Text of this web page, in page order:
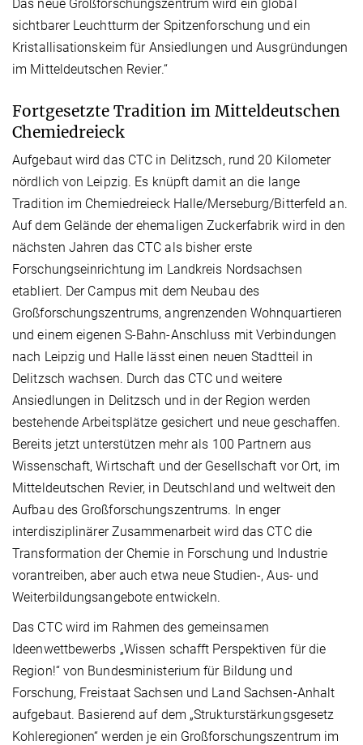
Das neue Großforschungszentrum wird ein global
sichtbarer Leuchtturm der Spitzenforschung und ein
Kristallisationskeim für Ansiedlungen und Ausgründungen
im Mitteldeutschen Revier.“
Fortgesetzte Tradition im Mitteldeutschen
Chemiedreieck
Aufgebaut wird das CTC in Delitzsch, rund 20 Kilometer
nördlich von Leipzig. Es knüpft damit an die lange
Tradition im Chemiedreieck Halle/Merseburg/Bitterfeld an.
Auf dem Gelände der ehemaligen Zuckerfabrik wird in den
nächsten Jahren das CTC als bisher erste
Forschungseinrichtung im Landkreis Nordsachsen
etabliert. Der Campus mit dem Neubau des
Großforschungszentrums, angrenzenden Wohnquartieren
und einem eigenen S-Bahn-Anschluss mit Verbindungen
nach Leipzig und Halle lässt einen neuen Stadtteil in
Delitzsch wachsen. Durch das CTC und weitere
Ansiedlungen in Delitzsch und in der Region werden
bestehende Arbeitsplätze gesichert und neue geschaffen.
Bereits jetzt unterstützen mehr als 100 Partnern aus
Wissenschaft, Wirtschaft und der Gesellschaft vor Ort, im
Mitteldeutschen Revier, in Deutschland und weltweit den
Aufbau des Großforschungszentrums. In enger
interdisziplinärer Zusammenarbeit wird das CTC die
Transformation der Chemie in Forschung und Industrie
vorantreiben, aber auch etwa neue Studien-, Aus- und
Weiterbildungsangebote entwickeln.
Das CTC wird im Rahmen des gemeinsamen
Ideenwettbewerbs „Wissen schafft Perspektiven für die
Region!“ von Bundesministerium für Bildung und
Forschung, Freistaat Sachsen und Land Sachsen-Anhalt
aufgebaut. Basierend auf dem „Strukturstärkungsgesetz
Kohleregionen“ werden je ein Großforschungszentrum im